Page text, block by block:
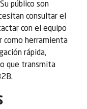
público son
consultar el
con el equipo
como herramienta
rápida,
que transmita